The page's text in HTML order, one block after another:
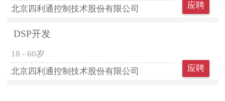
北京四利通控制技术股份有限公司
应聘
DSP开发
18 - 60岁
北京四利通控制技术股份有限公司
应聘